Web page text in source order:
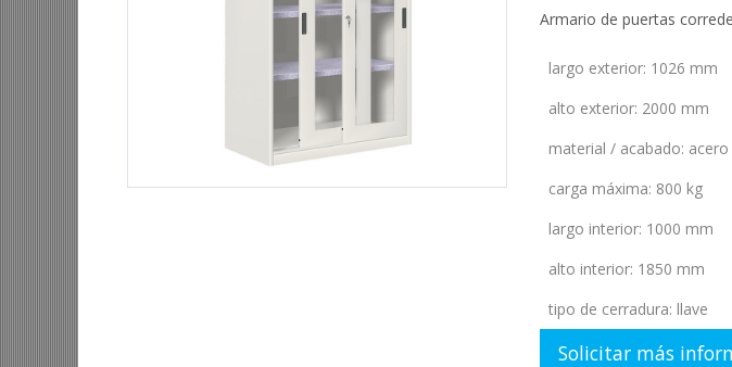
Armario de puertas
largo exterior: 1026 mm
alto exterior: 2000 mm
material / acabado:
carga máxima: 800 kg
largo interior: 1000 mm
alto interior: 1850 mm
tipo de cerradura: llave
Solicitar más